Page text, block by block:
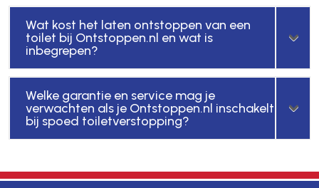
Wat kost het laten ontstoppen van een
toilet bij Ontstoppen.nl en wat is
inbegrepen?
Welke garantie en service mag je
verwachten als je Ontstoppen.nl inschakelt
bij spoed toiletverstopping?